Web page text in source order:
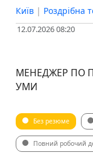
Київ | Роздрібна
12.07.2026 08:20
МЕНЕДЖЕР ПО
УМИ
Без резюме
Повний робочий